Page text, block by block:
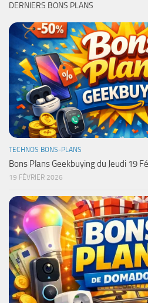
DERNIERS BONS PLANS
TECHNOS BONS-PLANS
Bons Plans Geekbuying du Jeudi 19
19 FÉVRIER 2026